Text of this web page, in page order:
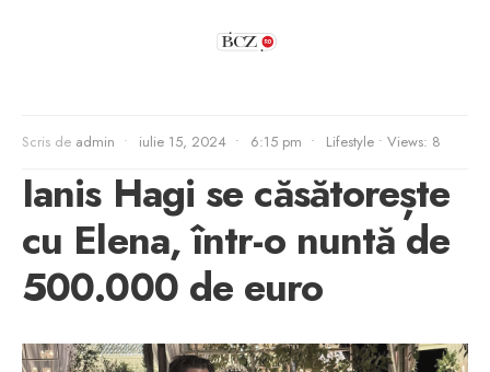
Scris de admin • iulie 15, 2024 • 6:15 pm • Lifestyle • Views: 8
Ianis Hagi se căsătorește
cu Elena, într-o nuntă de
500.000 de euro